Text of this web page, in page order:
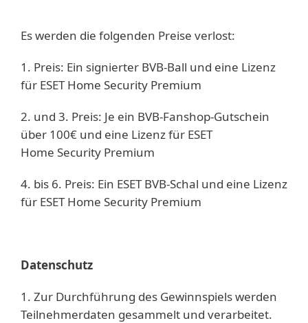
Es werden die folgenden Preise verlost:
1. Preis: Ein signierter BVB-Ball und eine Lizenz
für ESET Home Security Premium
2. und 3. Preis: Je ein BVB-Fanshop-Gutschein
über 100€ und eine Lizenz für ESET
Home Security Premium
4. bis 6. Preis: Ein ESET BVB-Schal und eine Lizenz
für ESET Home Security Premium
Datenschutz
1. Zur Durchführung des Gewinnspiels werden
Teilnehmerdaten gesammelt und verarbeitet.